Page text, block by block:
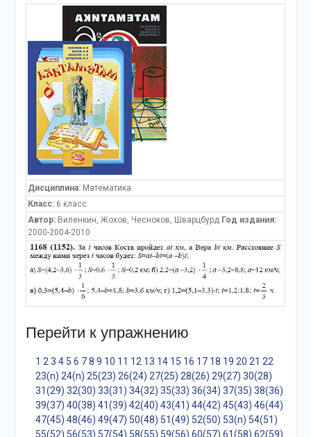
Дисциплина:Математика
Класс:6 класс
Автор:Виленкин, Жохов, Чесноков, Шварцбурд Год издания:
2000-2004-2010
Перейти к упражнению
1 2 3 4 5 6 7 8 9 10 11 12 13 14 15 16 17 18 19 20 21 22
23(n) 24(n) 25(23) 26(24) 27(25) 28(26) 29(27) 30(28)
31(29) 32(30) 33(31) 34(32) 35(33) 36(34) 37(35) 38(36)
39(37) 40(38) 41(39) 42(40) 43(41) 44(42) 45(43) 46(44)
47(45) 48(46) 49(47) 50(48) 51(49) 52(50) 53(n) 54(51)
55(52) 56(53) 57(54) 58(55) 59(56) 60(57) 61(58) 62(59)